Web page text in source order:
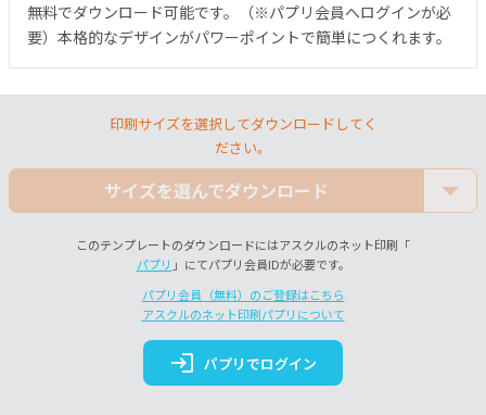
無料でダウンロード可能です。（※パプリ会員へログインが必
要）本格的なデザインがパワーポイントで簡単につくれます。
印刷サイズを選択してダウンロードしてく
ださい。
サイズを選んでダウンロード
このテンプレートのダウンロードにはアスクルのネット印刷「
パプリ 」にてパプリ会員IDが必要です。
パプリ会員（無料）のご登録はこちら
アスクルのネット印刷パプリについて
login パプリでログイン